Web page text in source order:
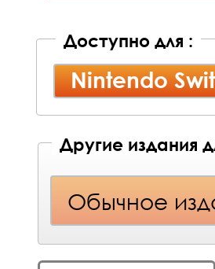
Доступно для :
Nintendo
Другие издания
Обычное